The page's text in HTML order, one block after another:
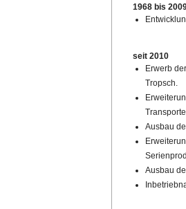
1968 bis
seit 2010
Erwerb
Tropsch.
Ausbau
Ausbau